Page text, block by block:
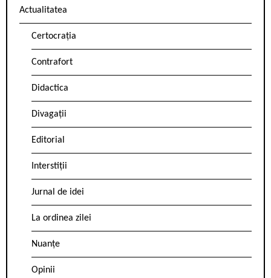
Actualitatea
Certocrația
Contrafort
Didactica
Divagații
Editorial
Interstiții
Jurnal de idei
La ordinea zilei
Nuanțe
Opinii